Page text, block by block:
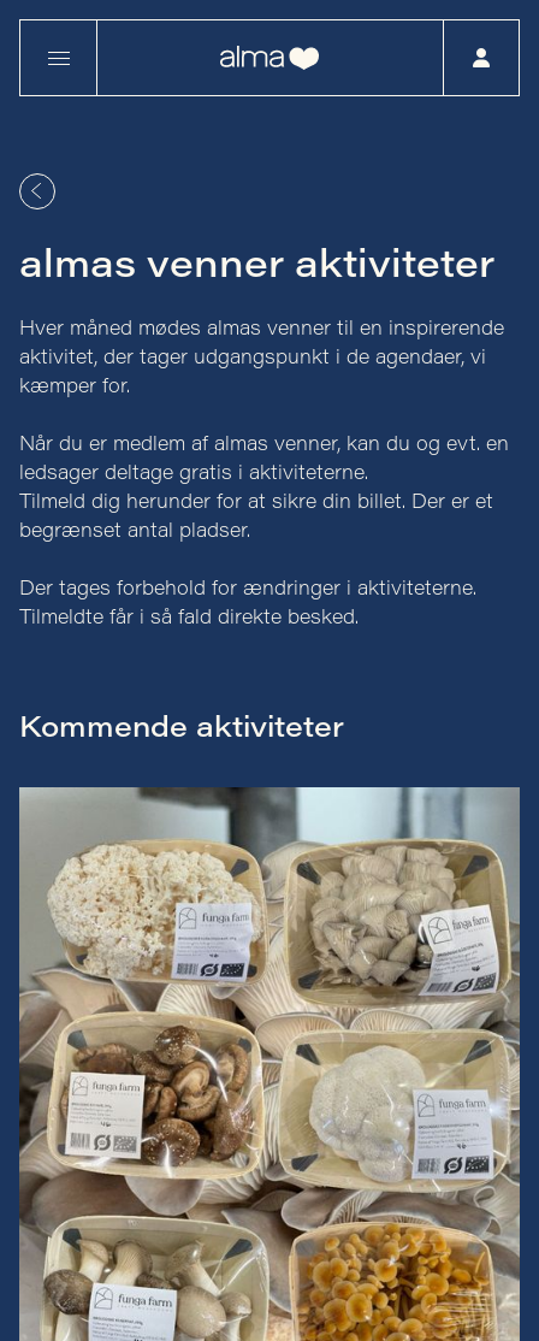
almas venner aktiviteter
Hver måned mødes almas venner til en inspirerende
aktivitet, der tager udgangspunkt i de agendaer, vi
kæmper for.
Når du er medlem af almas venner, kan du og evt. en
ledsager deltage gratis i aktiviteterne.
Tilmeld dig herunder for at sikre din billet. Der er et
begrænset antal pladser.
Der tages forbehold for ændringer i aktiviteterne.
Tilmeldte får i så fald direkte besked.
Kommende aktiviteter